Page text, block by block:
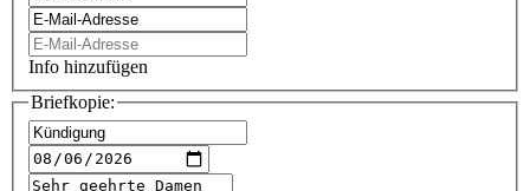
Info hinzufügen
Briefkopie: